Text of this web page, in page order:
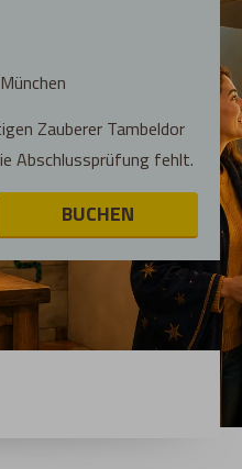
München
Zauberer Tambeldor
Abschlussprüfung fehlt.
BUCHEN